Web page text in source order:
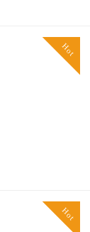
Hot
Hot